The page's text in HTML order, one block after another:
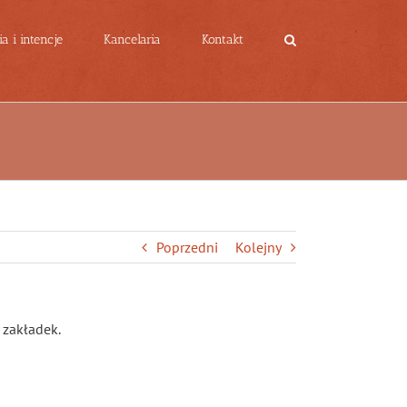
i intencje Kancelaria Kontakt
Poprzedni Kolejny